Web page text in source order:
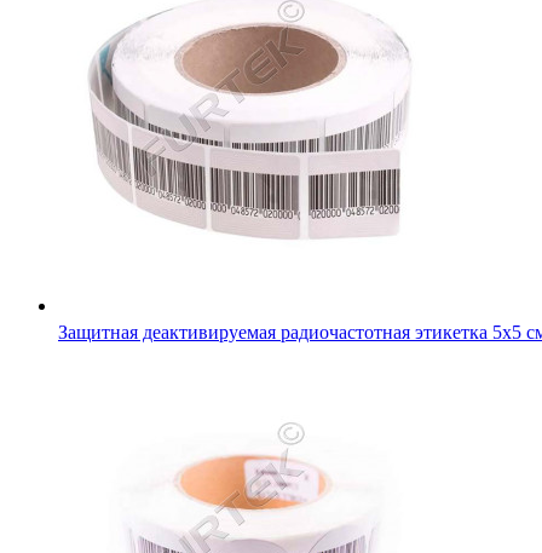
Защитная деактивируемая радиочастотная этикетка 5х5